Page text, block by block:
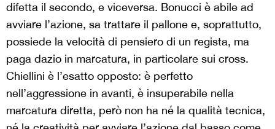
difetta il secondo, e viceversa. Bonucci è abile ad
avviare l’azione, sa trattare il pallone e, soprattutto,
possiede la velocità di pensiero di un regista, ma
paga dazio in marcatura, in particolare sui cross.
Chiellini è l’esatto opposto: è perfetto
nell’aggressione in avanti, è insuperabile nella
marcatura diretta, però non ha né la qualità tecnica,